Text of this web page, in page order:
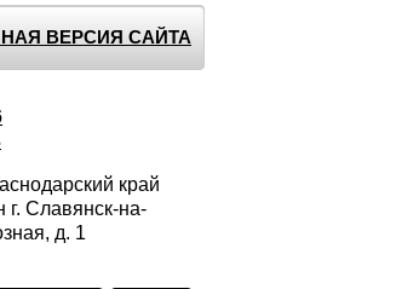
ВЕРСИЯ САЙТА
край
г. Славянск-на-
д. 1